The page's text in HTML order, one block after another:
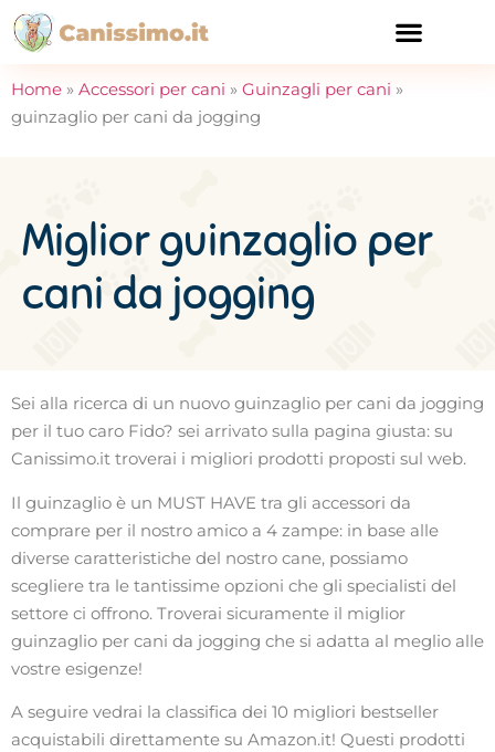
Home » Accessori per cani » Guinzagli per cani »
guinzaglio per cani da jogging
Miglior guinzaglio per
cani da jogging
Sei alla ricerca di un nuovo guinzaglio per cani da jogging
per il tuo caro Fido? sei arrivato sulla pagina giusta: su
Canissimo.it troverai i migliori prodotti proposti sul web.
Il guinzaglio è un MUST HAVE tra gli accessori da
comprare per il nostro amico a 4 zampe: in base alle
diverse caratteristiche del nostro cane, possiamo
scegliere tra le tantissime opzioni che gli specialisti del
settore ci offrono. Troverai sicuramente il miglior
guinzaglio per cani da jogging che si adatta al meglio alle
vostre esigenze!
A seguire vedrai la classifica dei 10 migliori bestseller
acquistabili direttamente su Amazon.it! Questi prodotti